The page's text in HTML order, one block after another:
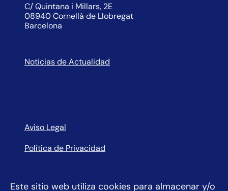
Este sitio web utiliza cookies para almacenar y/o
C/ Quintana i Millars, 2E
08940 Cornellà de Llobregat
Barcelona
Noticias de Actualidad
Aviso Legal
Política de Privacidad